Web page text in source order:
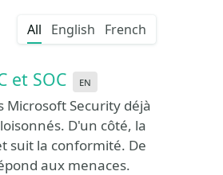
All English French
et SOC en
Microsoft Security déjà
D'un côté, la
suit la conformité. De
aux menaces.